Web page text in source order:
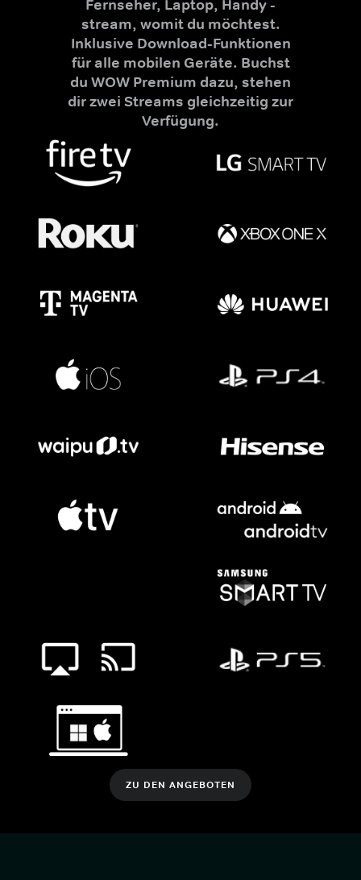
Fernseher, Laptop, Handy -
stream, womit du möchtest.
Inklusive Download-Funktionen
für alle mobilen Geräte. Buchst
du WOW Premium dazu, stehen
dir zwei Streams gleichzeitig zur
Verfügung.
ZU DEN ANGEBOTEN